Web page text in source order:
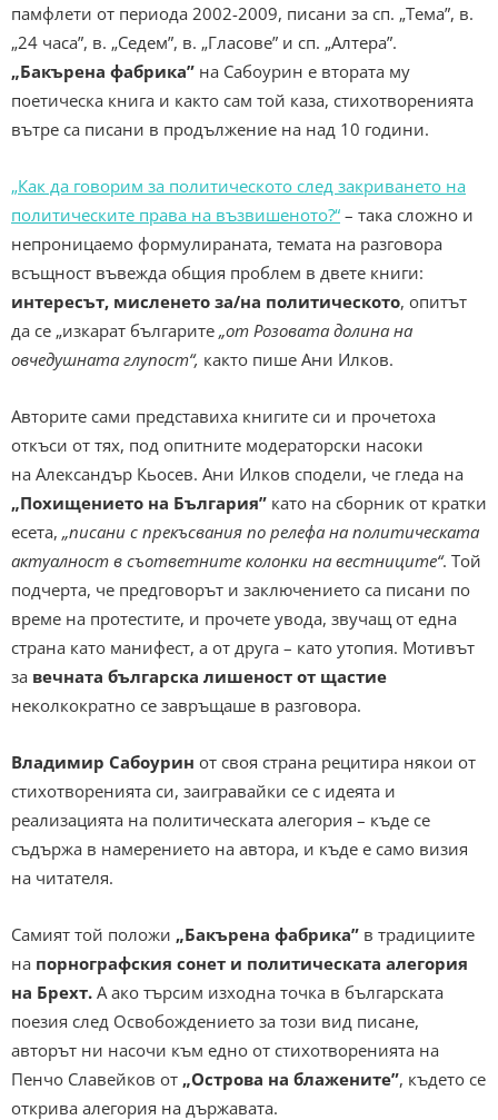
памфлети от периода 2002-2009, писани за сп. „Тема”, в.
„24 часа”, в. „Седем”, в. „Гласове” и сп. „Алтера”.
„Бакърена фабрика” на Сабоурин е втората му
поетическа книга и както сам той каза, стихотворенията
вътре са писани в продължение на над 10 години.
„Как да говорим за политическото след закриването на
политическите права на възвишеното?“ – така сложно и
непроницаемо формулираната, темата на разговора
всъщност въвежда общия проблем в двете книги:
интересът, мисленето за/на политическото, опитът
да се „изкарат българите „от Розовата долина на
овчедушната глупост“, както пише Ани Илков.
Авторите сами представиха книгите си и прочетоха
откъси от тях, под опитните модераторски насоки
на Александър Кьосев. Ани Илков сподели, че гледа на
„Похищението на България” като на сборник от кратки
есета, „писани с прекъсвания по релефа на политическата
актуалност в съответните колонки на вестниците“. Той
подчерта, че предговорът и заключението са писани по
време на протестите, и прочете увода, звучащ от една
страна като манифест, а от друга – като утопия. Мотивът
за вечната българска лишеност от щастие
неколкократно се завръщаше в разговора.
Владимир Сабоурин от своя страна рецитира някои от
стихотворенията си, заигравайки се с идеята и
реализацията на политическата алегория – къде се
съдържа в намерението на автора, и къде е само визия
на читателя.
Самият той положи „Бакърена фабрика” в традициите
на порнографския сонет и политическата алегория
на Брехт. А ако търсим изходна точка в българската
поезия след Освобождението за този вид писане,
авторът ни насочи към едно от стихотворенията на
Пенчо Славейков от „Острова на блажените”, където се
открива алегория на държавата.